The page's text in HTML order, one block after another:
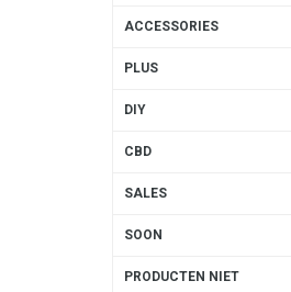
ACCESSORIES
PLUS
DIY
CBD
SALES
SOON
PRODUCTEN NIET